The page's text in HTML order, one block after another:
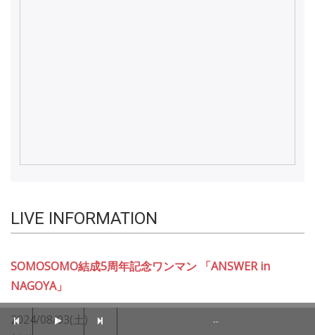
LIVE INFORMATION
SOMOSOMO結成5周年記念ワンマン 「ANSWER in
NAGOYA」
2024/08/03(土)
--